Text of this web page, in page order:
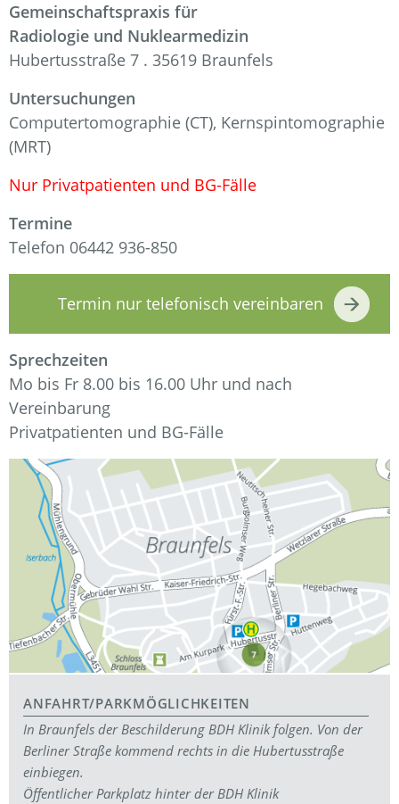
Gemeinschaftspraxis für
Radiologie und Nuklearmedizin
Hubertusstraße 7 . 35619 Braunfels
Untersuchungen
Computertomographie (CT), Kernspintomographie
(MRT)
Nur Privatpatienten und BG-Fälle
Termine
Telefon 06442 936-850
Termin nur telefonisch vereinbaren
Sprechzeiten
Mo bis Fr 8.00 bis 16.00 Uhr und nach
Vereinbarung
Privatpatienten und BG-Fälle
ANFAHRT/PARKMÖGLICHKEITEN
In Braunfels der Beschilderung BDH Klinik folgen. Von der
Berliner Straße kommend rechts in die Hubertusstraße
einbiegen.
Öffentlicher Parkplatz hinter der BDH Klinik